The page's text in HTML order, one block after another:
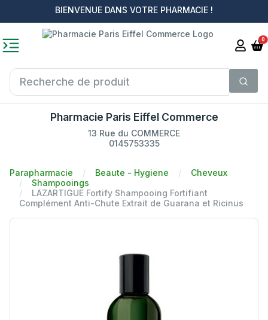
BIENVENUE DANS VOTRE PHARMACIE !
0
Pharmacie Paris Eiffel Commerce
13 Rue du COMMERCE
0145753335
Parapharmacie Beaute - Hygiene
Cheveux
Shampooings
LAZARTIGUE Fortify Shampooing Fortifiant
Complément Anti-Chute Extrait de Guarana et Ricinus